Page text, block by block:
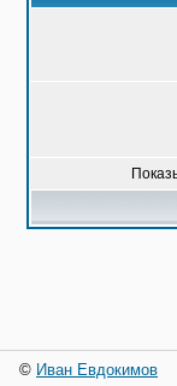
© Иван Евдокимов